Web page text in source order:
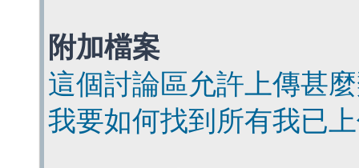
附加檔案
這個討論區允許上傳甚
我要如何找到所有我已